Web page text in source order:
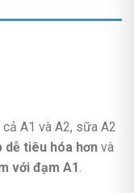
A1 và A2, sữa A2
dễ tiêu hóa hơnvà
với đạm A1.